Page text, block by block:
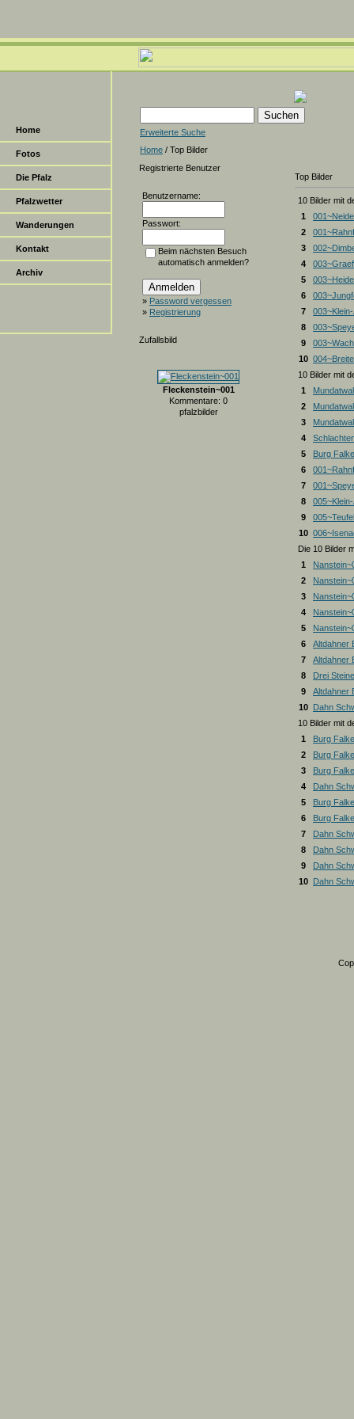
Home
Fotos
Die Pfalz
Pfalzwetter
Wanderungen
Kontakt
Archiv
Erweiterte Suche
Home / Top Bilder
Registrierte Benutzer
Benutzername:
Passwort:
Beim nächsten Besuch
automatisch anmelden?
» Password vergessen
» Registrierung
Zufallsbild
Fleckenstein~001
Kommentare: 0
pfalzbilder
Top Bilder
10 Bilder mit
1
2
3
4
5
6
7
8
9
10
10 Bilder mit
1
2
3
4
5
Burg
6
7
8
9
10
Die 10 Bilder
1
2
3
4
5
6
Altdahner
7
Altdahner
8
Drei
9
Altdahner
10
Dahn
10 Bilder mit
1
Burg
2
Burg
3
Burg
4
Dahn
5
Burg
6
Burg
7
Dahn
8
Dahn
9
Dahn
10
Dahn